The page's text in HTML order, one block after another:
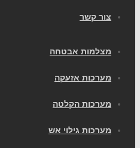
קשר
אבטחה
אזעקה
הקלטה
גילוי אש